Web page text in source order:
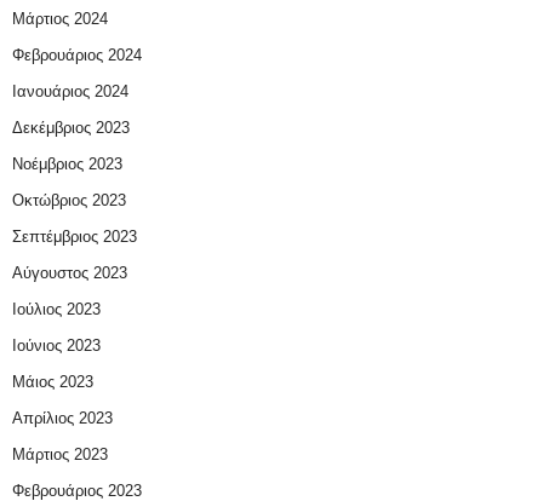
Μάρτιος 2024
Φεβρουάριος 2024
Ιανουάριος 2024
Δεκέμβριος 2023
Νοέμβριος 2023
Οκτώβριος 2023
Σεπτέμβριος 2023
Αύγουστος 2023
Ιούλιος 2023
Ιούνιος 2023
Μάιος 2023
Απρίλιος 2023
Μάρτιος 2023
Φεβρουάριος 2023